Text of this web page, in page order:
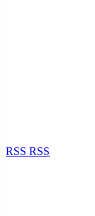
RSS RSS